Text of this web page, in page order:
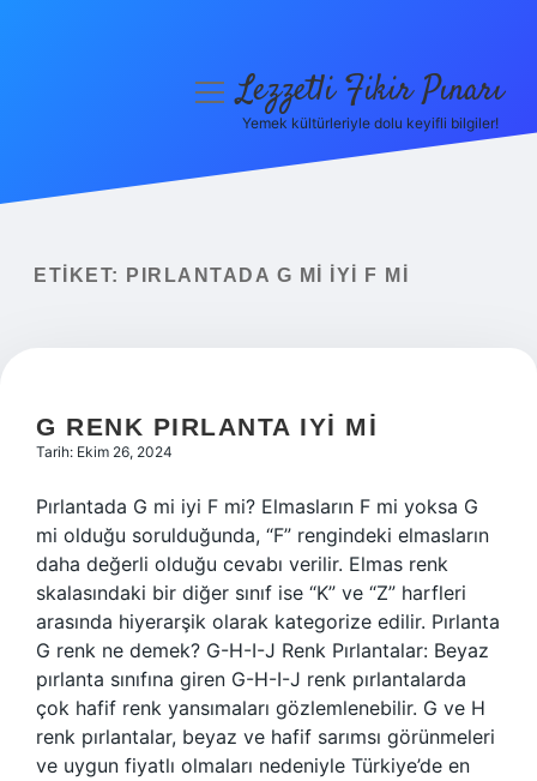
Yasal Uyarı
menüyüLezzetli Fikir Pınarı
Yemek kültürleriyle dolu keyifli bilgiler!
ETIKET: PIRLANTADA G MI IYI F MI
G RENK PIRLANTA IYI MI
Tarih: Ekim 26, 2024
Pırlantada G mi iyi F mi? Elmasların F mi yoksa G
mi olduğu sorulduğunda, “F” rengindeki elmasların
daha değerli olduğu cevabı verilir. Elmas renk
skalasındaki bir diğer sınıf ise “K” ve “Z” harfleri
arasında hiyerarşik olarak kategorize edilir. Pırlanta
G renk ne demek? G-H-I-J Renk Pırlantalar: Beyaz
pırlanta sınıfına giren G-H-I-J renk pırlantalarda
çok hafif renk yansımaları gözlemlenebilir. G ve H
renk pırlantalar, beyaz ve hafif sarımsı görünmeleri
ve uygun fiyatlı olmaları nedeniyle Türkiye’de en